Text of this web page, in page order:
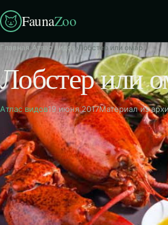
FaunaZoo
Главная›Атлас видов›Лобстер или омар
Лобстер или
Атлас видов19 июня 2017Материал из